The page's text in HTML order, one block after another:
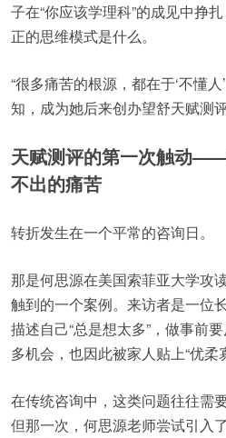
子在“你应该学理科”的成见中挣
正的思维模式是什么。
“很多痛苦的根源，都在于‘不懂
知，成为她后来创办望舒天赋测评
天赋测评的第一次触动
不出的痛苦
转折发生在一个平常的咨询日。
那是何思源在美国索菲亚大学攻
触到的一个案例。来访者是一位
描述自己“总是想太多”，做事前
多机会，也因此被家人贴上“优柔
在传统咨询中，这类问题往往需
但那一次，何思源老师尝试引入